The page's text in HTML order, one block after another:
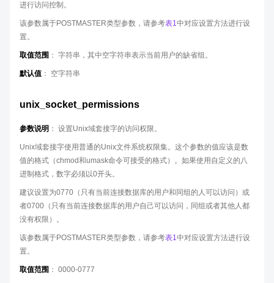
进行访问控制。
该参数属于POSTMASTER类型参数，请参考表1中对应设置方法进行设
置。
取值范围 ： 字符串，其中空字符串表示当前用户的缺省组。
默认值 ： 空字符串
unix_socket_permissions
参数说明 ： 设置Unix域套接字的访问权限。
Unix域套接字使用普通的Unix文件系统权限集。这个参数的值应该是数
值的格式（chmod和umask命令可接受的格式）。如果使用自定义的八
进制格式，数字必须以0开头。
建议设置为0770（只有当前连接数据库的用户和同组的人可以访问）或
者0700（只有当前连接数据库的用户自己可以访问，同组或者其他人都
没有权限）。
该参数属于POSTMASTER类型参数，请参考表1中对应设置方法进行设
置。
取值范围 ： 0000-0777